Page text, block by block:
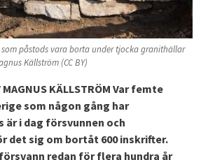
påstods vara borta under tjocka granithällar
Källström (CC BY)
MAGNUS KÄLLSTRÖM Var femte
som någon gång har
i dag försvunnen och
det sig om bortåt 600 inskrifter.
redan för flera hundra år